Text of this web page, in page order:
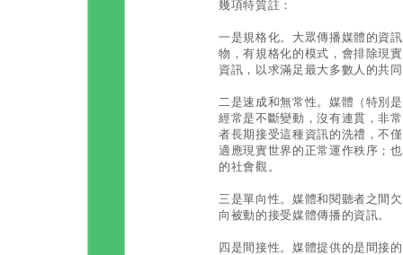
幾項特質註：
一是規格化。大眾傳播媒體的資
物，有規格化的模式，會排除現
資訊，以求滿足最大多數人的共
二是速成和無常性。媒體（特別
經常是不斷變動，沒有連貫，非
者長期接受這種資訊的洗禮，不
適應現實世界的正常運作秩序；
的社會觀。
三是單向性。媒體和閱聽者之間
向被動的接受媒體傳播的資訊。
四是間接性。媒體提供的是間接